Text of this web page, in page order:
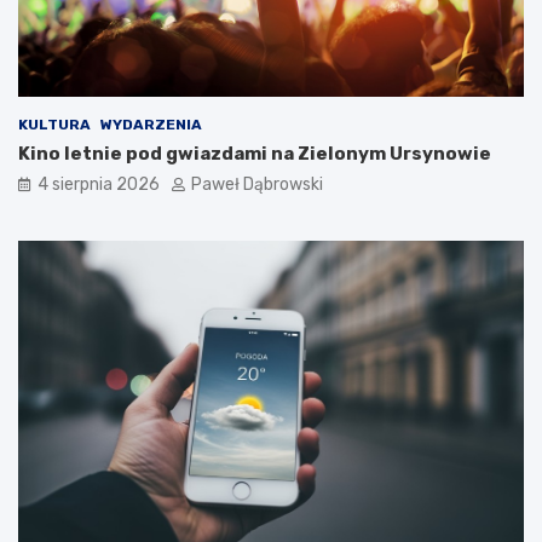
a
d
z
e
c
i
m
o
KULTURA WYDARZENIA
Kino letnie pod gwiazdami na Zielonym Ursynowie
4 sierpnia 2026 Paweł Dąbrowski